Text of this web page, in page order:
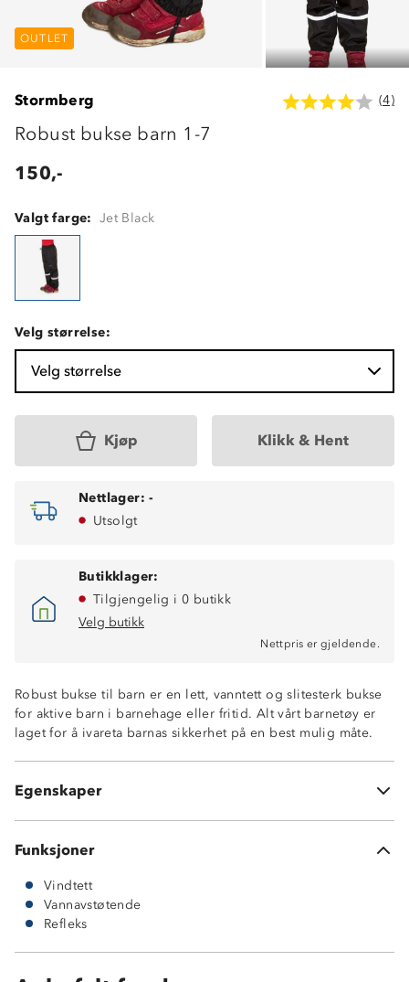
OUTLET OUTLET
OUTLET
Stormberg (4)
Robust bukse barn 1-7
150,-
Valgt farge: Jet Black
Velg størrelse:
Velg størrelse
Kjøp Klikk & Hent
Nettlager: -
Utsolgt
Butikklager:
Tilgjengelig i 0 butikk
Velg butikk
Nettpris er gjeldende.
Robust bukse til barn er en lett, vanntett og slitesterk bukse
for aktive barn i barnehage eller fritid. Alt vårt barnetøy er
laget for å ivareta barnas sikkerhet på en best mulig måte.
Egenskaper
Sømmene er tapet og dermed vanntette
Tricotfôr
Reflekser foran og bak
ProreTex® 12-5 membran
Funksjoner
Vindtett
Vannavstøtende
Refleks